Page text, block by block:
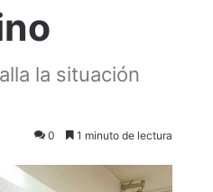
la situación
0 1 minuto de lectura